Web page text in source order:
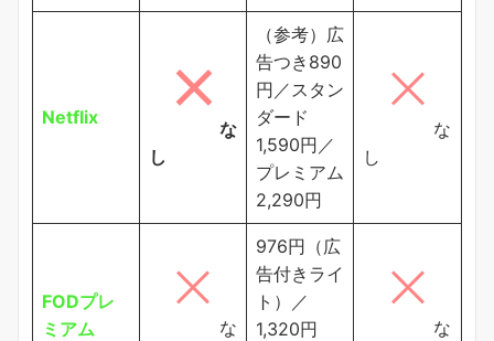
Netflix
な
し
（参考）広
告つき890
円／スタン
ダード
1,590円／
プレミアム
2,290円
な
し
FODプレ
ミアム
な
976円（広
告付きライ
ト）／
1,320円
な